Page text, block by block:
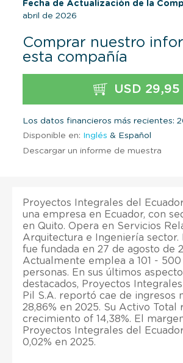
Fecha de Actualización de la
abril de 2026
Comprar nuestro
esta compañía
USD 29,95
Los datos financieros más recientes:
Disponible en: Inglés & Español
Descargar un informe de muestra
Proyectos Integrales del
una empresa en Ecuador, con
en Quito. Opera en Servicios
Arquitectura e Ingeniería sector.
fue fundada en 27 de agosto de
Actualmente emplea a 101 -
personas. En sus últimos
destacados, Proyectos
Pil S.A. reportó cae de ingresos
28,86% en 2025. Su Activo Total
crecimiento of 14,38%. El
Proyectos Integrales del
0,02% en 2025.